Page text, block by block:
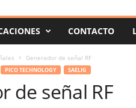
CONTACTO
Generador de señal RF
PICO TECHNOLOGY SAELIG
de señal RF